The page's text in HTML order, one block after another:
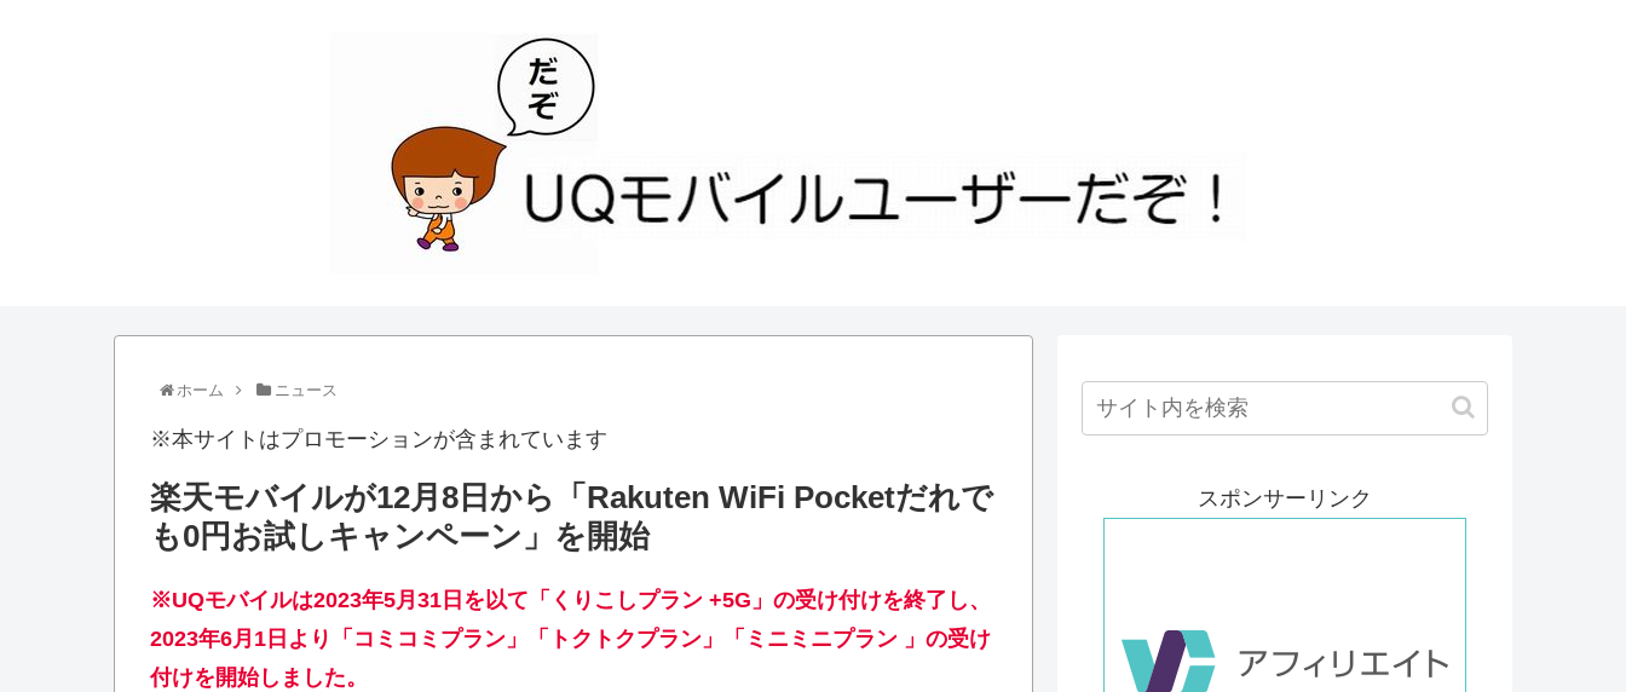
ホーム ニュース
※本サイトはプロモーションが含まれています
楽天モバイルが12月8日から「Rakuten WiFi Pocketだれで
も0円お試しキャンペーン」を開始
※UQモバイルは2023年5月31日を以て「くりこしプラン +5G」の受け付けを終了し、
2023年6月1日より「コミコミプラン」「トクトクプラン」「ミニミニプラン 」の受け
付けを開始しました。
スポンサーリンク